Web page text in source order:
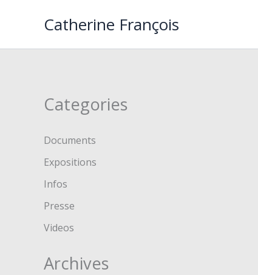
Catherine François
Categories
Documents
Expositions
Infos
Presse
Videos
Archives